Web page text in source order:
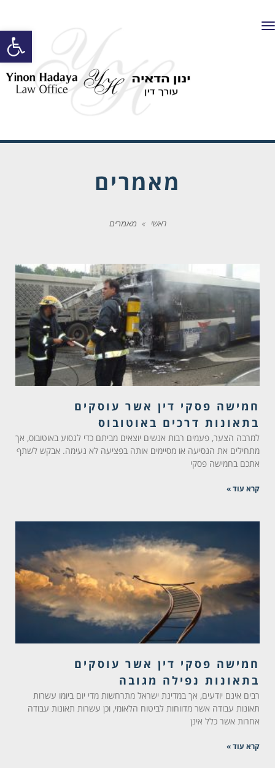
פתח תפריט
מאמרים
ראשי » מאמרים
חמישה פסקי דין אשר עוסקים
בתאונות דרכים באוטובוס
למרבה הצער, פעמים רבות אנשים יוצאים מביתם כדי לנסוע באוטובוס, אך
מתחילים את הנסיעה או מסיימים אותה בפציעה לא נעימה. אבקש לשתף
אתכם בחמישה פסקי
קרא עוד »
חמישה פסקי דין אשר עוסקים
בתאונות נפילה מגובה
רבים אינם יודעים, אך במדינת ישראל מתרחשות מדי יום ביומו עשרות
תאונות עבודה אשר מדווחות לביטוח הלאומי, וכן עשרות תאונות עבודה
אחרות אשר כלל אינן
קרא עוד »